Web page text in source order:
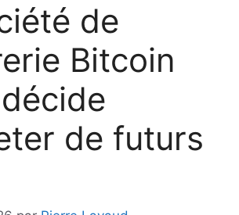
de
Bitcoin
de futurs